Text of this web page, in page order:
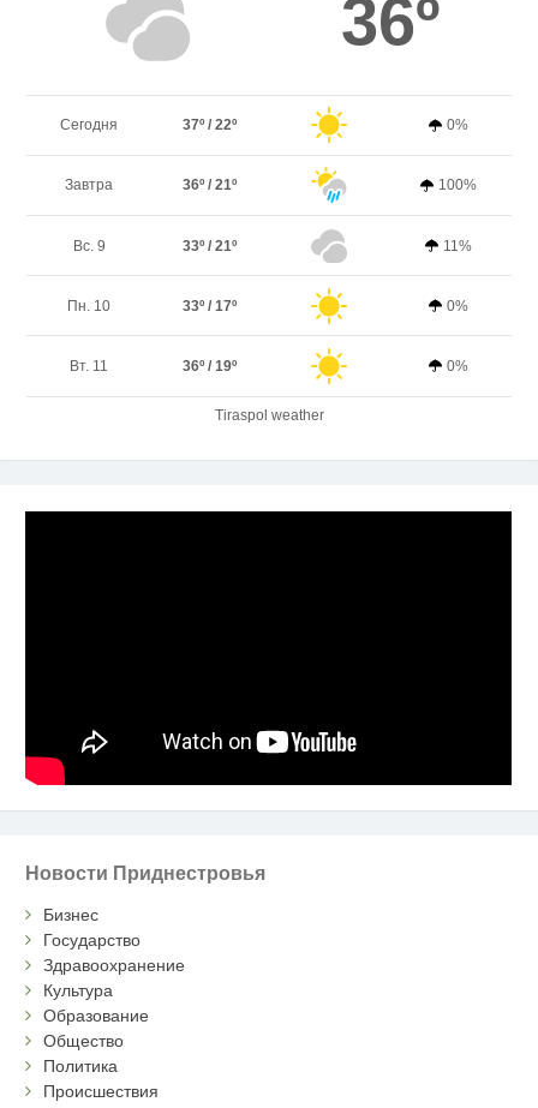
36º
Сегодня 37º / 22º 0%
Завтра 36º / 21º 100%
Вс. 9 33º / 21º 11%
Пн. 10 33º / 17º 0%
Вт. 11 36º / 19º 0%
Tiraspol weather
Новости Приднестровья
Бизнес
Государство
Здравоохранение
Культура
Образование
Общество
Политика
Происшествия